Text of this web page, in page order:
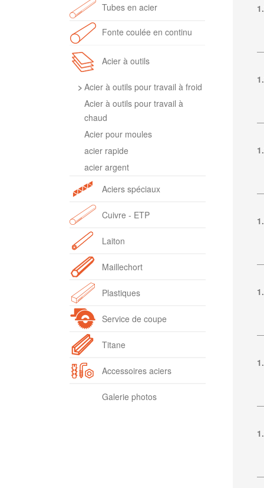
Tubes en acier
Fonte coulée en continu
Acier à outils
Acier à outils pour travail à froid
Acier à outils pour travail à
chaud
Acier pour moules
acier rapide
acier argent
Aciers spéciaux
Cuivre - ETP
Laiton
Maillechort
Plastiques
Service de coupe
Titane
Accessoires aciers
Galerie photos